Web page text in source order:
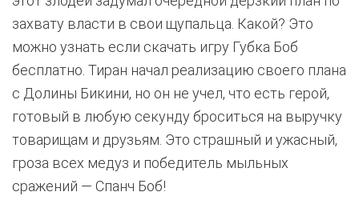
захвату власти в свои щупальца. Какой? Это
можно узнать если скачать игру Губка Боб
бесплатно. Тиран начал реализацию своего плана
с Долины Бикини, но он не учел, что есть герой,
готовый в любую секунду броситься на выручку
товарищам и друзьям. Это страшный и ужасный,
гроза всех медуз и победитель мыльных
сражений — Спанч Боб!